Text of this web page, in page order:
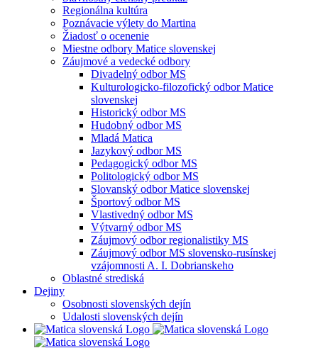
Regionálna kultúra
Poznávacie výlety do Martina
Žiadosť o ocenenie
Miestne odbory Matice slovenskej
Záujmové a vedecké odbory
Divadelný odbor MS
Kulturologicko-filozofický odbor Matice
slovenskej
Historický odbor MS
Hudobný odbor MS
Mladá Matica
Jazykový odbor MS
Pedagogický odbor MS
Politologický odbor MS
Slovanský odbor Matice slovenskej
Športový odbor MS
Vlastivedný odbor MS
Výtvarný odbor MS
Záujmový odbor regionalistiky MS
Záujmový odbor MS slovensko-rusínskej
vzájomnosti A. I. Dobrianskeho
Oblastné strediská
Dejiny
Osobnosti slovenských dejín
Udalosti slovenských dejín